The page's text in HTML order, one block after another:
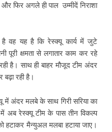
फिर अगले ही पाल उम्मीदें निराशा
वह यह है कि रेस्क्यू कार्य में जुटे
पूरी क्षमता से लगातार काम कर रहे
है। साथ ही बाहर मौजूद टीम अंदर
रही है।
अंदर मलबे के साथ गिरी सरिया का
अब रेस्क्यू टीम के पास तीन विकल्प
हटाकर मैन्युअल मलबा हटाया जाए।